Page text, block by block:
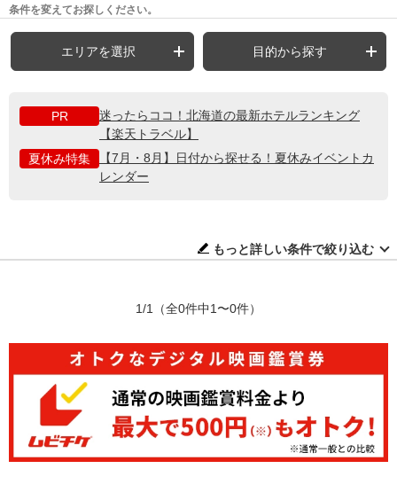
条件を変えてお探しください。
エリアを選択 目的から探す
PR
迷ったらココ！北海道の最新ホテルランキング
【楽天トラベル】
夏休み特集
【7月・8月】日付から探せる！夏休みイベントカ
レンダー
もっと詳しい条件で絞り込む
1/1 （全0件中1〜0件）